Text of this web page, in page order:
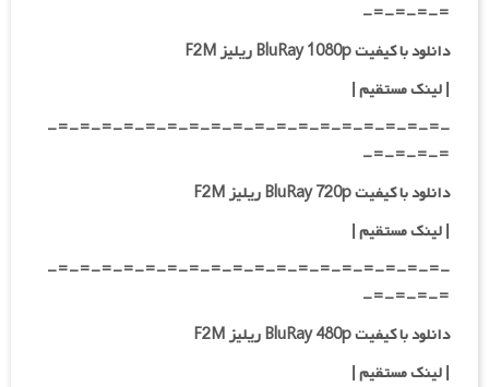
=-=-=-=-
دانلود با کیفیت BluRay 1080p ریلیز F2M
|لینک مستقیم|
-=-=-=-=-=-=-=-=-=-=-=-=-=-=-=-=-=-=-
=-=-=-=-
دانلود با کیفیت BluRay 720p ریلیز F2M
| لینک مستقیم|
-=-=-=-=-=-=-=-=-=-=-=-=-=-=-=-=-=-=-
=-=-=-=-
دانلود با کیفیت BluRay 480p ریلیز F2M
| لینک مستقیم|